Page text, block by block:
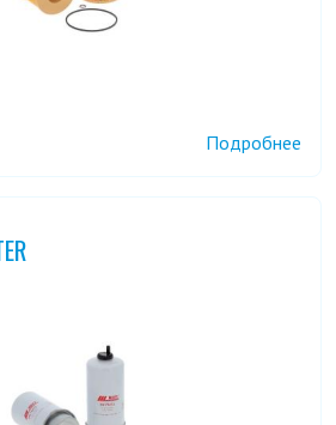
Подробнее